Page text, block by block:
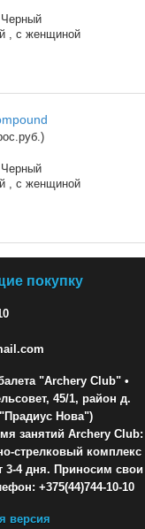
, с женщиной
, с женщиной
покупку
"Archery Club" •
45/1, район д.
Нова")
занятий Archery Club:
стрелковый комплекс
3-4 дня. Приносим свои
+375(44)744-10-10
версия